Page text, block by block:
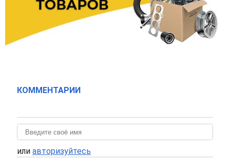
КОММЕНТАРИИ
или авторизуйтесь